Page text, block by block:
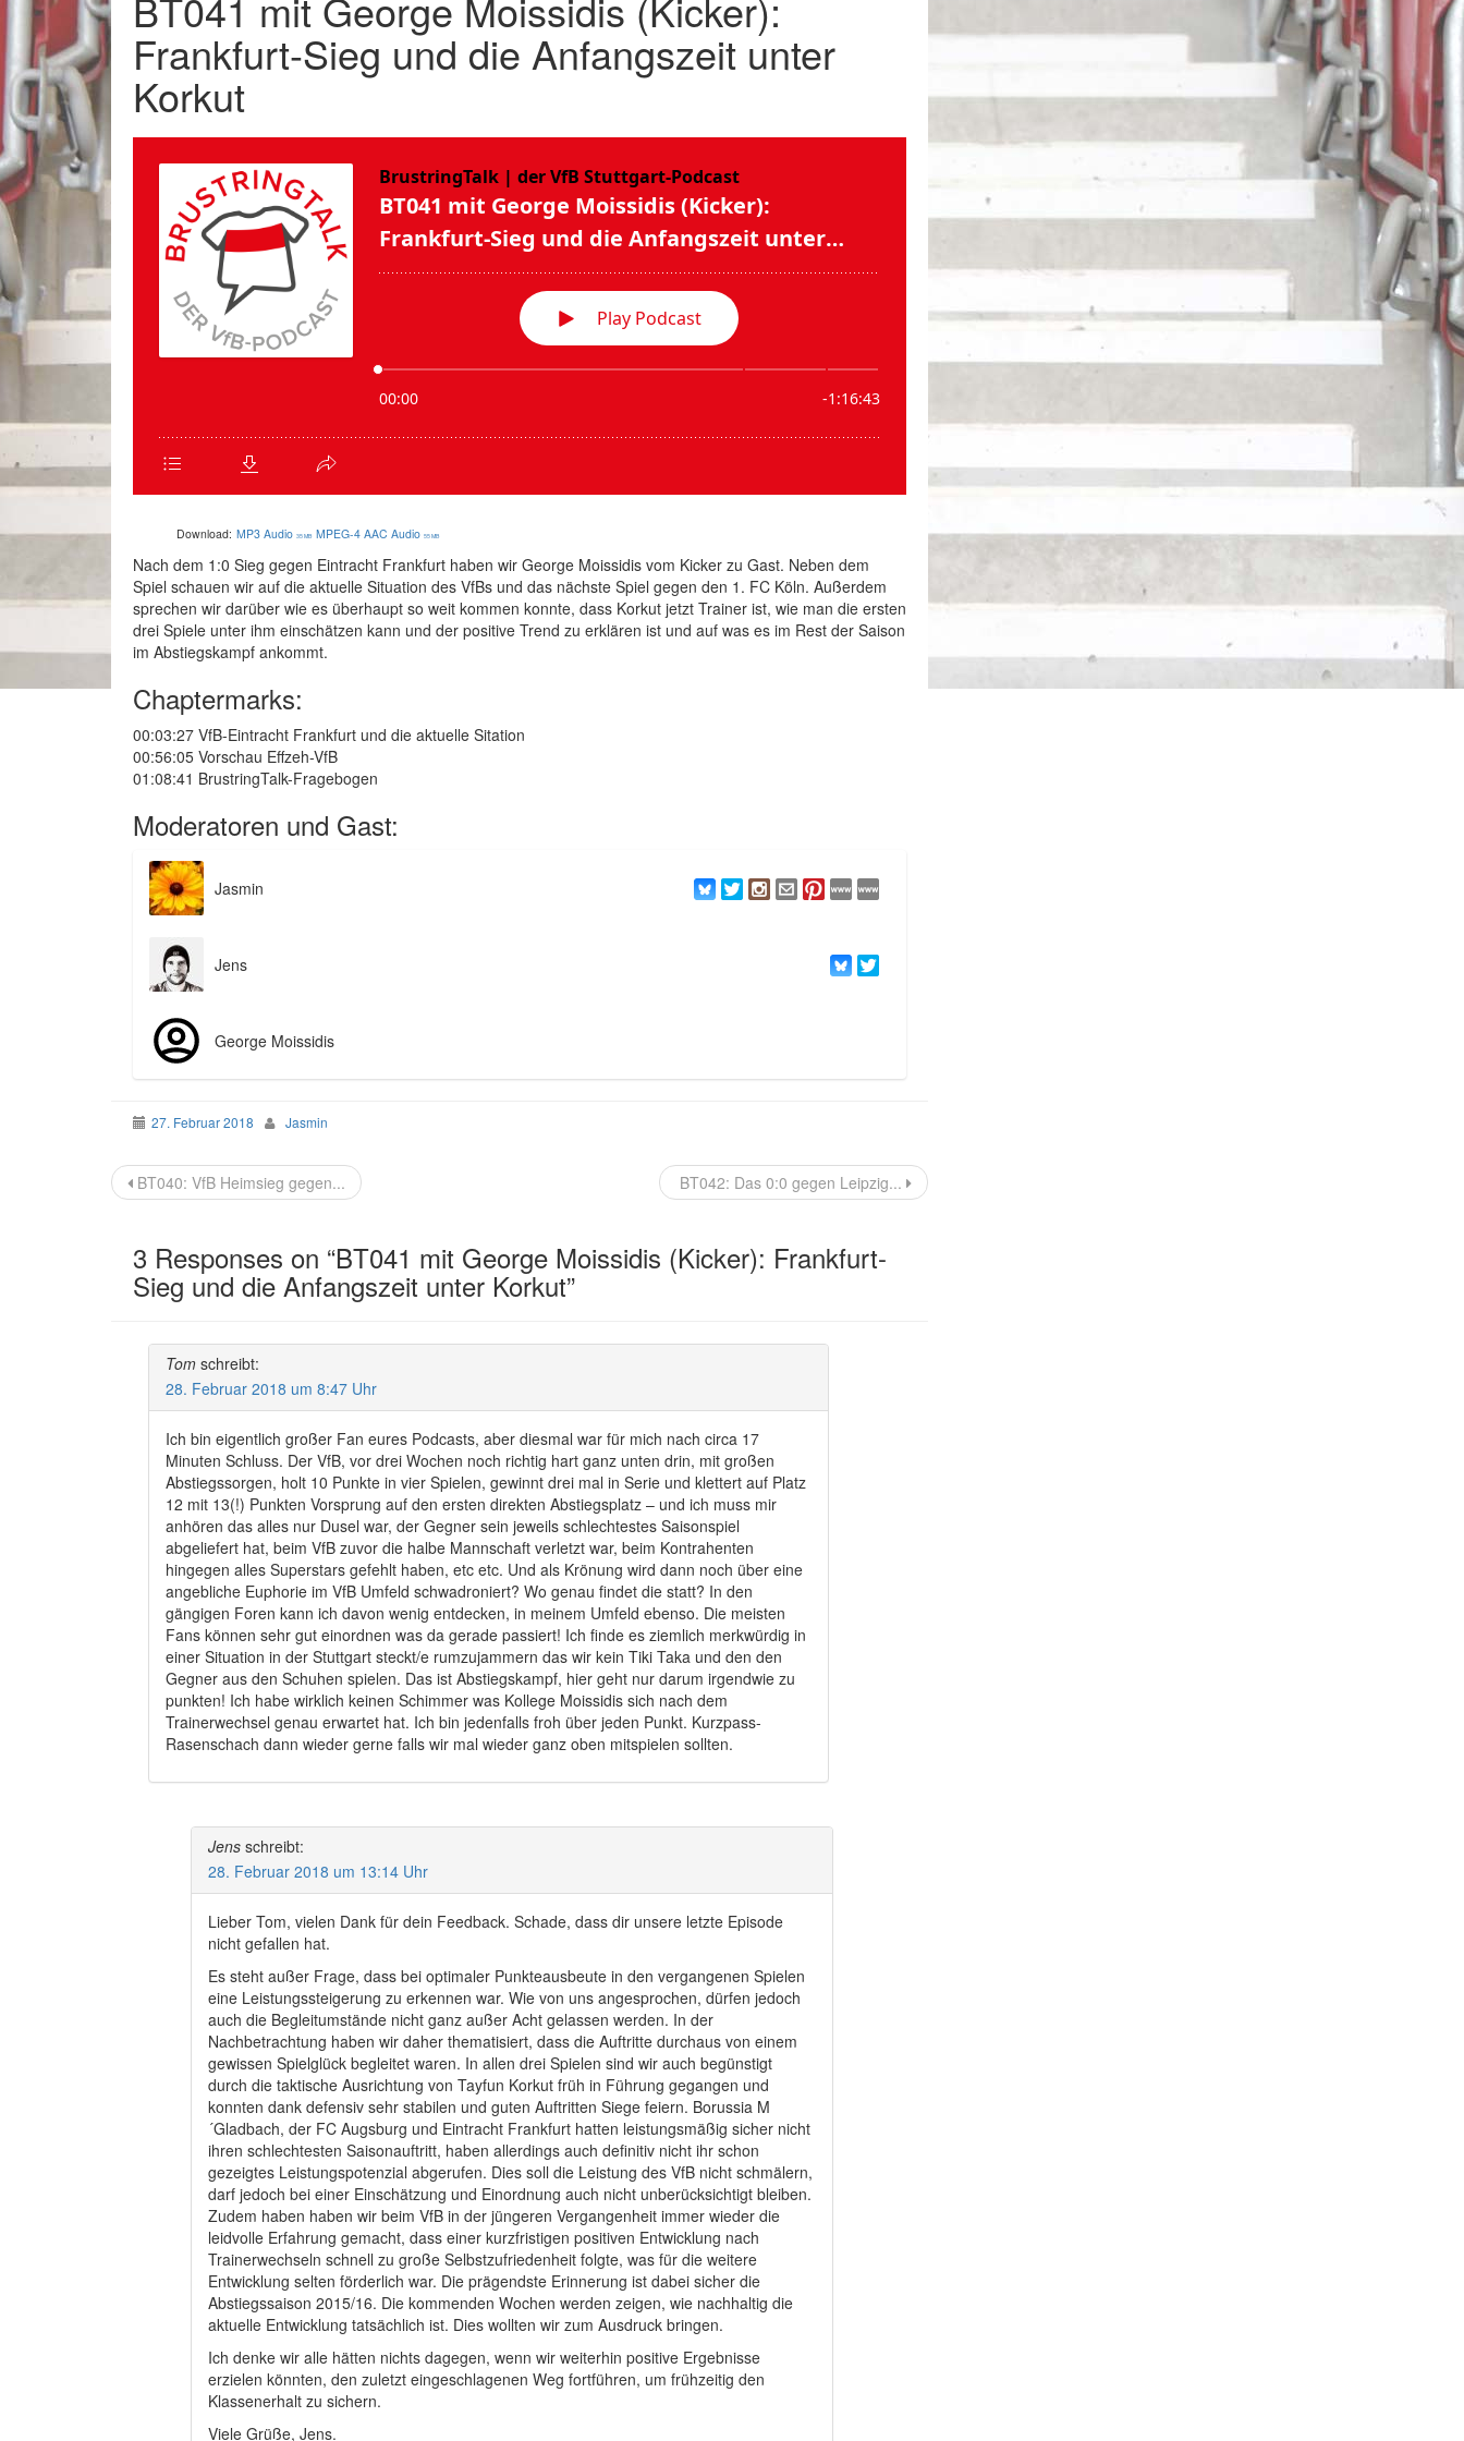
Frankfurt-Sieg und die Anfangszeit unter
Korkut
Download: MP3 Audio 35 MB MPEG-4 AAC Audio 55 MB
Nach dem 1:0 Sieg gegen Eintracht Frankfurt haben wir George Moissidis vom Kicker zu Gast. Neben dem
Spiel schauen wir auf die aktuelle Situation des VfBs und das nächste Spiel gegen den 1. FC Köln. Außerdem
sprechen wir darüber wie es überhaupt so weit kommen konnte, dass Korkut jetzt Trainer ist, wie man die ersten
drei Spiele unter ihm einschätzen kann und der positive Trend zu erklären ist und auf was es im Rest der Saison
im Abstiegskampf ankommt.
Chaptermarks:
00:03:27 VfB-Eintracht Frankfurt und die aktuelle Sitation
00:56:05 Vorschau Effzeh-VfB
01:08:41 BrustringTalk-Fragebogen
Moderatoren und Gast:
Jasmin
Jens
George Moissidis
27. Februar 2018 Jasmin
Beitragsnavigation
BT040: VfB Heimsieg gegen... BT042: Das 0:0 gegen Leipzig...
3 Responses on “BT041 mit George Moissidis (Kicker): Frankfurt-
Sieg und die Anfangszeit unter Korkut”
Tom schreibt:
28. Februar 2018 um 8:47 Uhr
Ich bin eigentlich großer Fan eures Podcasts, aber diesmal war für mich nach circa 17
Minuten Schluss. Der VfB, vor drei Wochen noch richtig hart ganz unten drin, mit großen
Abstiegssorgen, holt 10 Punkte in vier Spielen, gewinnt drei mal in Serie und klettert auf Platz
12 mit 13(!) Punkten Vorsprung auf den ersten direkten Abstiegsplatz – und ich muss mir
anhören das alles nur Dusel war, der Gegner sein jeweils schlechtestes Saisonspiel
abgeliefert hat, beim VfB zuvor die halbe Mannschaft verletzt war, beim Kontrahenten
hingegen alles Superstars gefehlt haben, etc etc. Und als Krönung wird dann noch über eine
angebliche Euphorie im VfB Umfeld schwadroniert? Wo genau findet die statt? In den
gängigen Foren kann ich davon wenig entdecken, in meinem Umfeld ebenso. Die meisten
Fans können sehr gut einordnen was da gerade passiert! Ich finde es ziemlich merkwürdig in
einer Situation in der Stuttgart steckt/e rumzujammern das wir kein Tiki Taka und den den
Gegner aus den Schuhen spielen. Das ist Abstiegskampf, hier geht nur darum irgendwie zu
punkten! Ich habe wirklich keinen Schimmer was Kollege Moissidis sich nach dem
Trainerwechsel genau erwartet hat. Ich bin jedenfalls froh über jeden Punkt. Kurzpass-
Rasenschach dann wieder gerne falls wir mal wieder ganz oben mitspielen sollten.
Jens schreibt:
28. Februar 2018 um 13:14 Uhr
Lieber Tom, vielen Dank für dein Feedback. Schade, dass dir unsere letzte Episode
nicht gefallen hat.
Es steht außer Frage, dass bei optimaler Punkteausbeute in den vergangenen Spielen
eine Leistungssteigerung zu erkennen war. Wie von uns angesprochen, dürfen jedoch
auch die Begleitumstände nicht ganz außer Acht gelassen werden. In der
Nachbetrachtung haben wir daher thematisiert, dass die Auftritte durchaus von einem
gewissen Spielglück begleitet waren. In allen drei Spielen sind wir auch begünstigt
durch die taktische Ausrichtung von Tayfun Korkut früh in Führung gegangen und
konnten dank defensiv sehr stabilen und guten Auftritten Siege feiern. Borussia M
´Gladbach, der FC Augsburg und Eintracht Frankfurt hatten leistungsmäßig sicher nicht
ihren schlechtesten Saisonauftritt, haben allerdings auch definitiv nicht ihr schon
gezeigtes Leistungspotenzial abgerufen. Dies soll die Leistung des VfB nicht schmälern,
darf jedoch bei einer Einschätzung und Einordnung auch nicht unberücksichtigt bleiben.
Zudem haben haben wir beim VfB in der jüngeren Vergangenheit immer wieder die
leidvolle Erfahrung gemacht, dass einer kurzfristigen positiven Entwicklung nach
Trainerwechseln schnell zu große Selbstzufriedenheit folgte, was für die weitere
Entwicklung selten förderlich war. Die prägendste Erinnerung ist dabei sicher die
Abstiegssaison 2015/16. Die kommenden Wochen werden zeigen, wie nachhaltig die
aktuelle Entwicklung tatsächlich ist. Dies wollten wir zum Ausdruck bringen.
Ich denke wir alle hätten nichts dagegen, wenn wir weiterhin positive Ergebnisse
erzielen könnten, den zuletzt eingeschlagenen Weg fortführen, um frühzeitig den
Klassenerhalt zu sichern.
Viele Grüße, Jens.